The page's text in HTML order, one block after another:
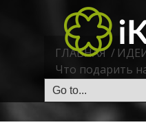
ГЛАВНАЯ/
Что подарить
интернет-